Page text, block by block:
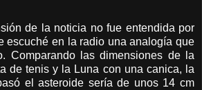
de la noticia no fue entendida por
escuché en la radio una analogía que
Comparando las dimensiones de la
de tenis y la Luna con una canica, la
el asteroide sería de unos 14 cm